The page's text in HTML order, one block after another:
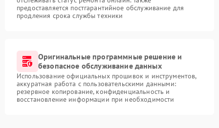
предоставляется постгарантийное обслуживание для
продления срока службы техники
Оригинальные программные решение и
безопасное обслуживание данных
Использование официальных прошивок и инструментов,
аккуратная работа с пользовательскими данными:
резервное копирование, конфиденциальность и
восстановление информации при необходимости